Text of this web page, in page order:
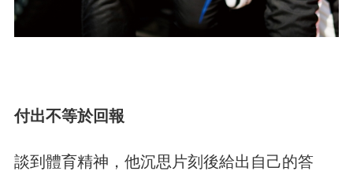
付出不等於回報
談到體育精神，他沉思片刻後給出自己的答